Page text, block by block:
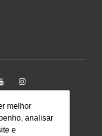
melhor
analisar
e
Ltda CNPJ:
reservados.